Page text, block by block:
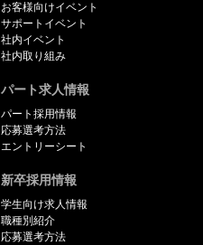
お客様向けイベント
サポートイベント
社内イベント
社内取り組み
パート求人情報
パート採用情報
応募選考方法
エントリーシート
新卒採用情報
学生向け求人情報
職種別紹介
応募選考方法